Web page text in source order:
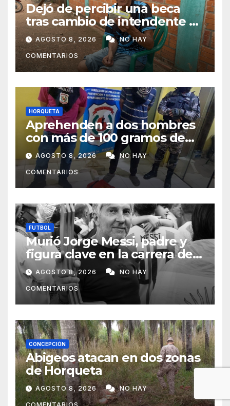
Dejó de percibir una beca
tras cambio de intendente y
ahora vende caramelos para
subsistir
AGOSTO 8, 2026 NO HAY
COMENTARIOS
HORQUETA
Aprehenden a dos hombres
con más de 100 gramos de
supuesta marihuana en
Horqueta
AGOSTO 8, 2026 NO HAY
COMENTARIOS
FUTBOL
Murió Jorge Messi, padre y
figura clave en la carrera de
Lionel Messi
AGOSTO 8, 2026 NO HAY
COMENTARIOS
CONCEPCIÓN
Abigeos atacan en dos zonas
de Horqueta
AGOSTO 8, 2026 NO HAY